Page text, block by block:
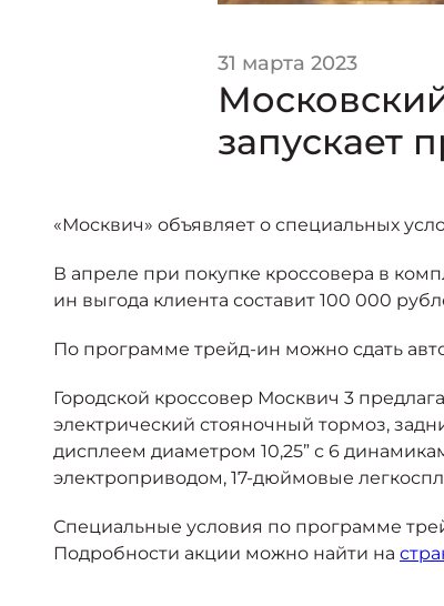
31 марта 2023
запускает
«Москвич» объявляет о специальных
В апреле при покупке кроссовера в
ин выгода клиента составит 100 000
По программе трейд-ин можно сдать
Городской кроссовер Москвич 3
электрический стояночный тормоз,
дисплеем диаметром 10,25” с 6
электроприводом, 17-дюймовые
Специальные условия по программе
Подробности акции можно найти на